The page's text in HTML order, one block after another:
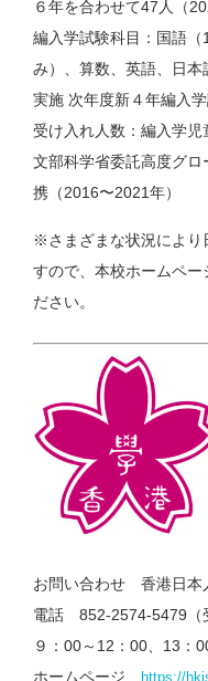
６年を合わせて47⼈（
編⼊学試験科⽬：国語
み）、算数、英語、⽇
実施 次年度新４年編⼊学
受け⼊れ⼈数：編⼊学
⽂部科学省委託⾼度グ
携（2016〜2021年）
※さまざまな状況により
すので、本校ホームペー
ださい。
お問い合わせ 香港日
電話 852-2574-5479（
９：00～12：00、13：
ホームページhttps://